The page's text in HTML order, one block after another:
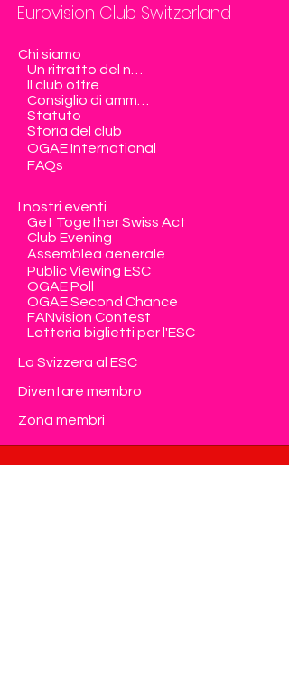
Eurovision Club Switzerland
Chi siamo
Il club offre
Statuto
Storia del club
OGAE International
FAQs
I nostri eventi
Get Together Swiss Act
Club Evening
Assemblea generale
Public Viewing ESC
OGAE Poll
OGAE Second Chance
FANvision Contest
Lotteria biglietti per l'ESC
La Svizzera al ESC
Diventare membro
Zona membri